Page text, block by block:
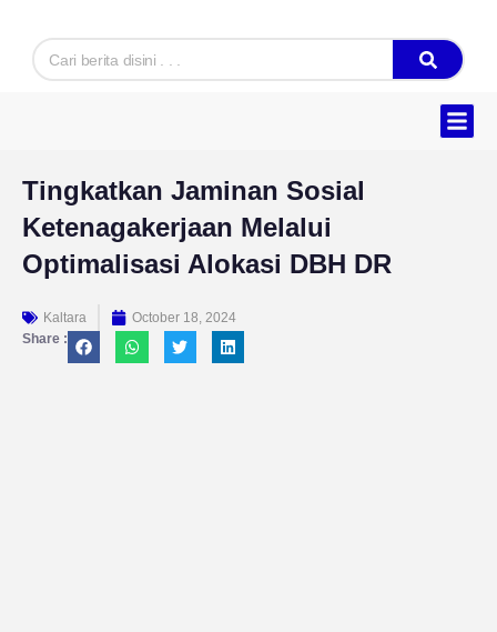
content
Search
Tingkatkan Jaminan Sosial
Ketenagakerjaan Melalui
Optimalisasi Alokasi DBH DR
Kaltara
October 18, 2024
Share :